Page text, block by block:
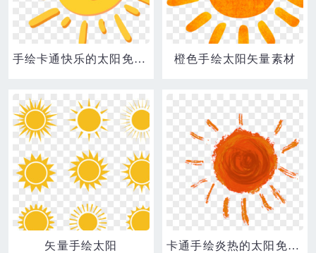
手绘卡通快乐的太阳免抠素材 橙色手绘太阳矢量素材
矢量手绘太阳 卡通手绘炎热的太阳免抠元素